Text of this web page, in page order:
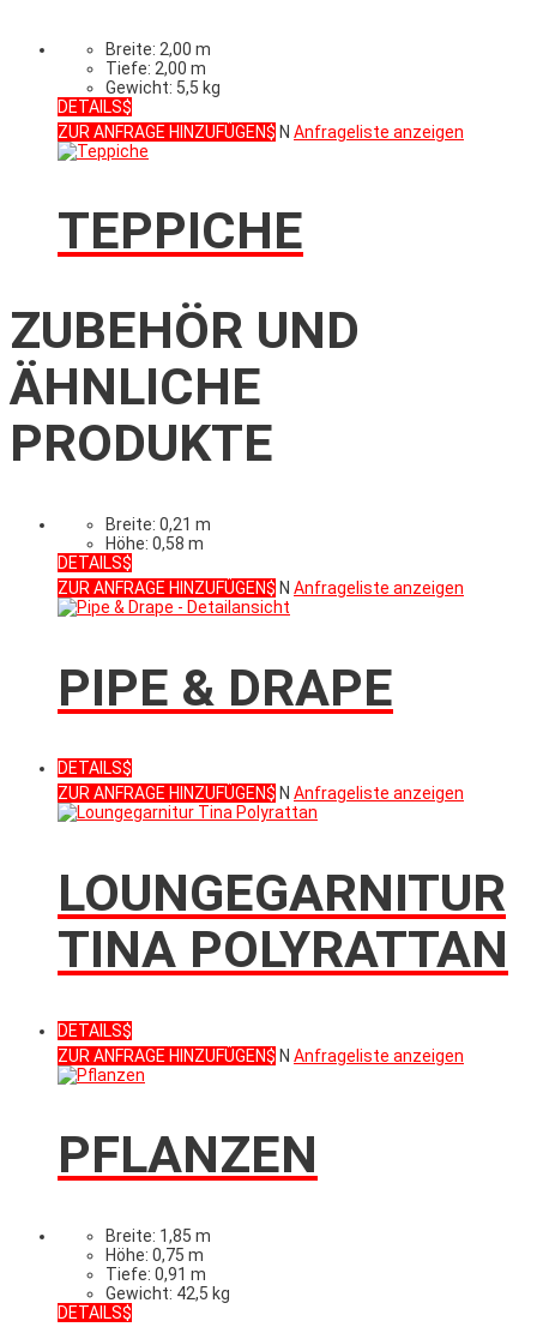
Breite: 2,00 m
Tiefe: 2,00 m
Gewicht: 5,5 kg
DETAILS
ZUR ANFRAGE HINZUFÜGEN
N Anfrageliste anzeigen
TEPPICHE
ZUBEHÖR UND
ÄHNLICHE
PRODUKTE
Breite: 0,21 m
Höhe: 0,58 m
DETAILS
ZUR ANFRAGE HINZUFÜGEN
N Anfrageliste anzeigen
PIPE & DRAPE
DETAILS
ZUR ANFRAGE HINZUFÜGEN
N Anfrageliste anzeigen
LOUNGEGARNITUR
TINA POLYRATTAN
DETAILS
ZUR ANFRAGE HINZUFÜGEN
N Anfrageliste anzeigen
PFLANZEN
Breite: 1,85 m
Höhe: 0,75 m
Tiefe: 0,91 m
Gewicht: 42,5 kg
DETAILS